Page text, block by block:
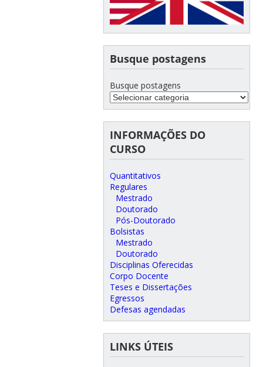
Busque postagens
Busque postagens
INFORMAÇÕES DO
CURSO
Quantitativos
Regulares
Mestrado
Doutorado
Pós-Doutorado
Bolsistas
Mestrado
Doutorado
Disciplinas Oferecidas
Corpo Docente
Teses e Dissertações
Egressos
Defesas agendadas
LINKS ÚTEIS